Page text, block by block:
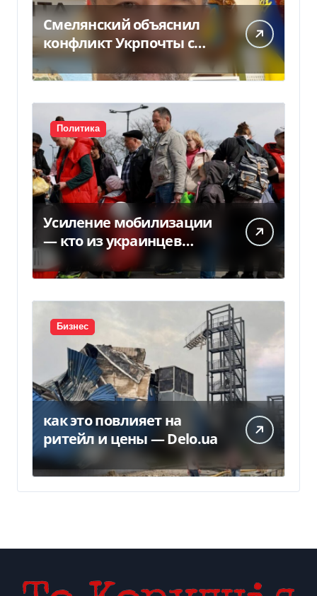
Смелянский объяснил
конфликт Укрпочты с
НБУ из-за платежек
Политика
Усиление мобилизации
— кто из украинцев
потеряет право на
временную защиту в ЕС
Бизнес
как это повлияет на
ритейл и цены — Delo.ua